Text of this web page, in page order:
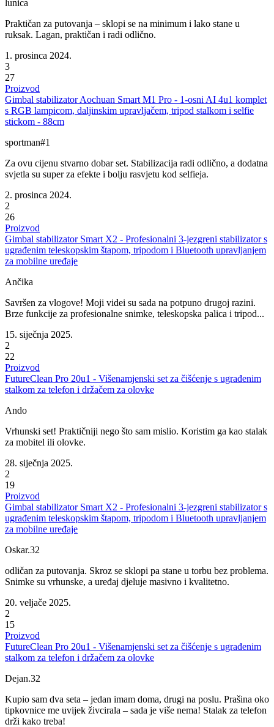
lunica
Praktičan za putovanja – sklopi se na minimum i lako stane u
ruksak. Lagan, praktičan i radi odlično.
1. prosinca 2024.
3
27
Proizvod
Gimbal stabilizator Aochuan Smart M1 Pro - 1-osni AI 4u1 komplet
s RGB lampicom, daljinskim upravljačem, tripod stalkom i selfie
stickom - 88cm
sportman#1
Za ovu cijenu stvarno dobar set. Stabilizacija radi odlično, a dodatna
svjetla su super za efekte i bolju rasvjetu kod selfieja.
2. prosinca 2024.
2
26
Proizvod
Gimbal stabilizator Smart X2 - Profesionalni 3-jezgreni stabilizator s
ugrađenim teleskopskim štapom, tripodom i Bluetooth upravljanjem
za mobilne uređaje
Ančika
Savršen za vlogove! Moji videi su sada na potpuno drugoj razini.
Brze funkcije za profesionalne snimke, teleskopska palica i tripod...
15. siječnja 2025.
2
22
Proizvod
FutureClean Pro 20u1 - Višenamjenski set za čišćenje s ugrađenim
stalkom za telefon i držačem za olovke
Ando
Vrhunski set! Praktičniji nego što sam mislio. Koristim ga kao stalak
za mobitel ili olovke.
28. siječnja 2025.
2
19
Proizvod
Gimbal stabilizator Smart X2 - Profesionalni 3-jezgreni stabilizator s
ugrađenim teleskopskim štapom, tripodom i Bluetooth upravljanjem
za mobilne uređaje
Oskar.32
odličan za putovanja. Skroz se sklopi pa stane u torbu bez problema.
Snimke su vrhunske, a uređaj djeluje masivno i kvalitetno.
20. veljače 2025.
2
15
Proizvod
FutureClean Pro 20u1 - Višenamjenski set za čišćenje s ugrađenim
stalkom za telefon i držačem za olovke
Dejan.32
Kupio sam dva seta – jedan imam doma, drugi na poslu. Prašina oko
tipkovnice me uvijek živcirala – sada je više nema! Stalak za telefon
drži kako treba!